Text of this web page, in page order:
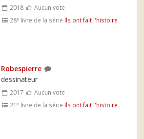
2018
Aucun vote
28e livre de la série Ils ont fait l'histoire
Robespierre
dessinateur
2017
Aucun vote
21e livre de la série Ils ont fait l'histoire